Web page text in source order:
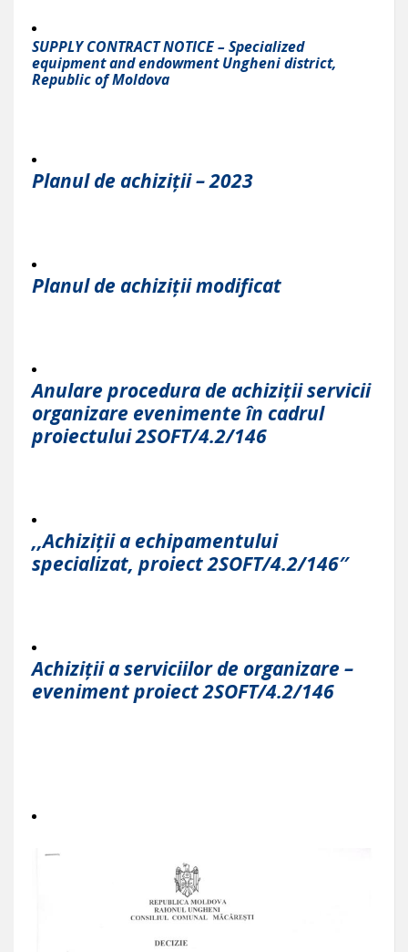
SUPPLY CONTRACT NOTICE –Specialized
equipment and endowment Ungheni district,
Republic of Moldova
Planul de achiziții – 2023
Planul de achiziții modificat
Anulare procedura de achiziții servicii
organizare evenimente în cadrul
proiectului 2SOFT/4.2/146
,,Achiziții a echipamentului
specializat, proiect 2SOFT/4.2/146″
Achiziții a serviciilor de organizare –
eveniment proiect 2SOFT/4.2/146